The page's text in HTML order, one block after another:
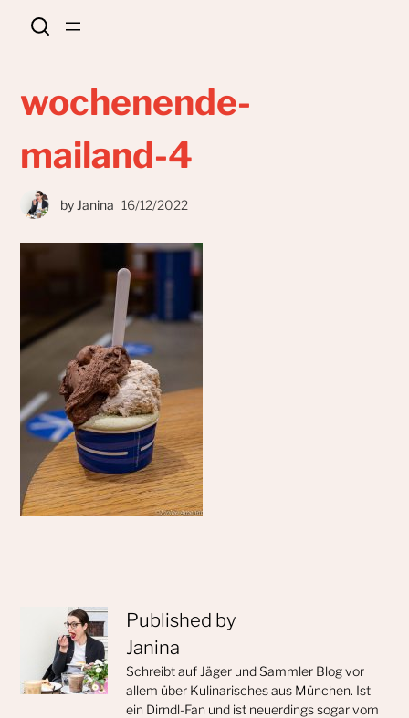
wochenende-
mailand-4
by Janina 16/12/2022
Published by
Janina
Schreibt auf Jäger und Sammler Blog vor
allem über Kulinarisches aus München. Ist
ein Dirndl-Fan und ist neuerdings sogar vom